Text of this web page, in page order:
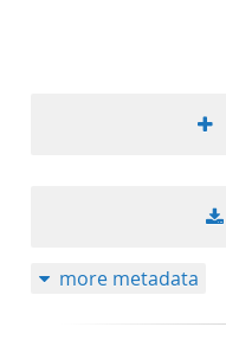
more metadata